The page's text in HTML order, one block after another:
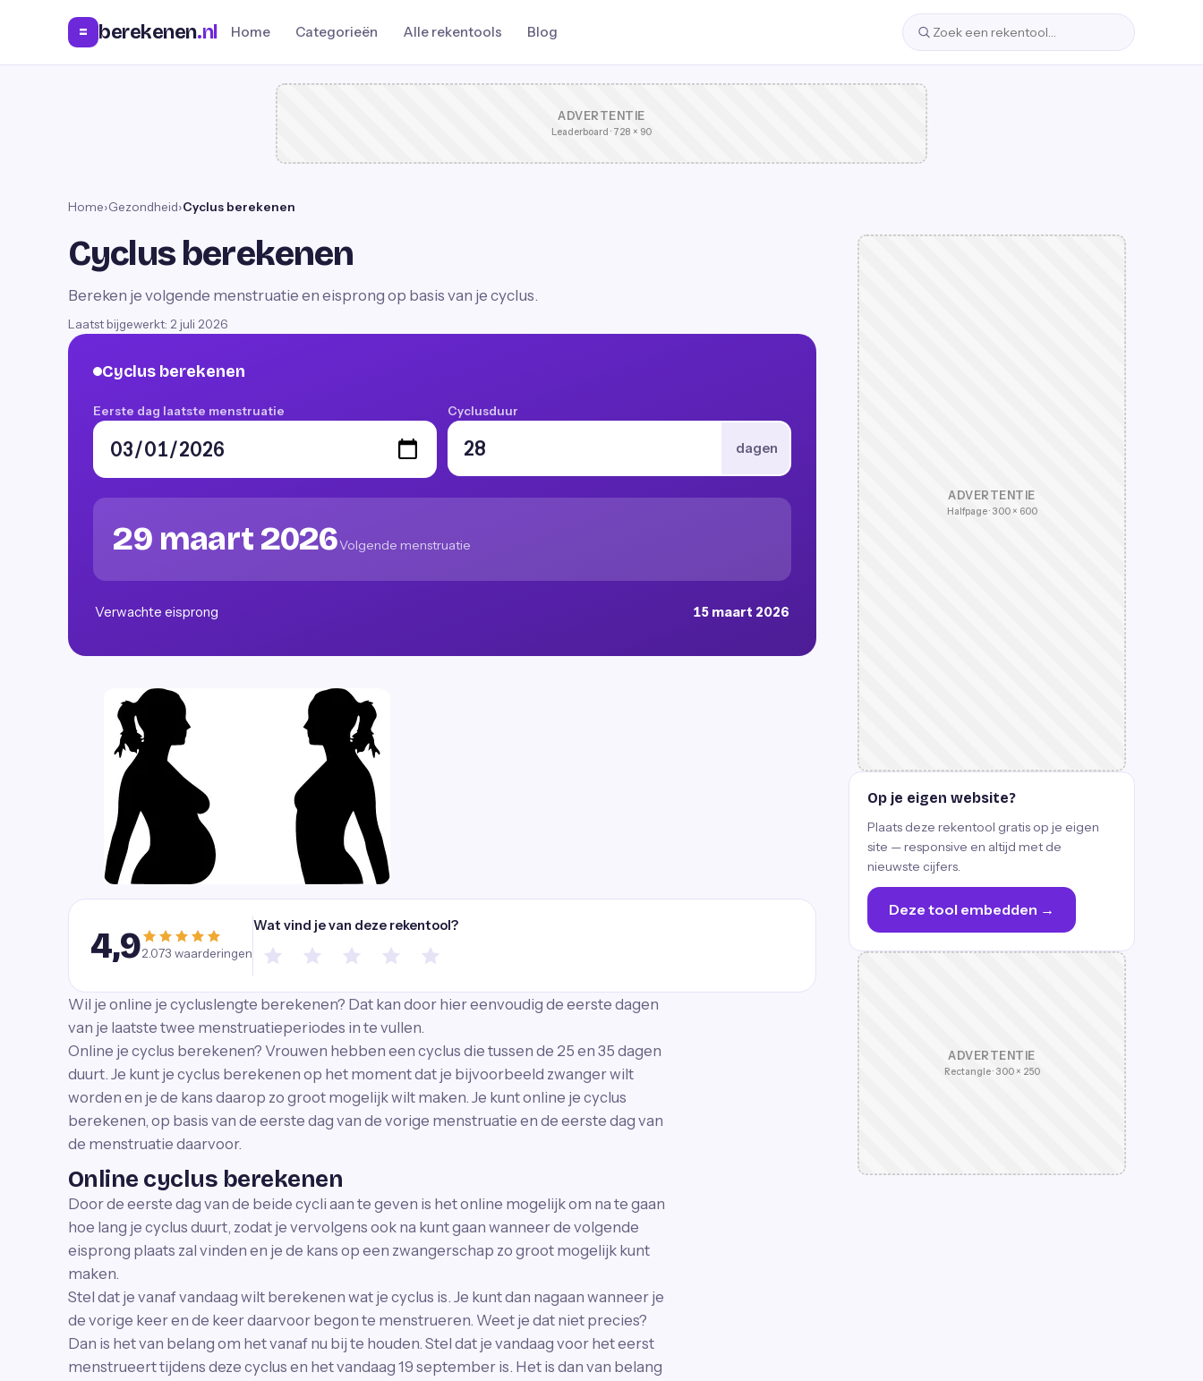
= berekenen.nl Home Categorieën Alle rekentools Blog
ADVERTENTIE
Leaderboard · 728 × 90
Home›Gezondheid›Cyclus berekenen
Cyclus berekenen
Bereken je volgende menstruatie en eisprong op basis van je cyclus.
Laatst bijgewerkt: 2 juli 2026
Cyclus berekenen
Eerste dag laatste menstruatie Cyclusduur
dagen
29 maart 2026Volgende menstruatie
Verwachte eisprong 15 maart 2026
4,92.073 waarderingen
Wat vind je van deze rekentool?
Wil je online je cycluslengte berekenen? Dat kan door hier eenvoudig de eerste dagen
van je laatste twee menstruatieperiodes in te vullen.
Online je cyclus berekenen? Vrouwen hebben een cyclus die tussen de 25 en 35 dagen
duurt. Je kunt je cyclus berekenen op het moment dat je bijvoorbeeld zwanger wilt
worden en je de kans daarop zo groot mogelijk wilt maken. Je kunt online je cyclus
berekenen, op basis van de eerste dag van de vorige menstruatie en de eerste dag van
de menstruatie daarvoor.
Online cyclus berekenen
Door de eerste dag van de beide cycli aan te geven is het online mogelijk om na te gaan
hoe lang je cyclus duurt, zodat je vervolgens ook na kunt gaan wanneer de volgende
eisprong plaats zal vinden en je de kans op een zwangerschap zo groot mogelijk kunt
maken.
Stel dat je vanaf vandaag wilt berekenen wat je cyclus is. Je kunt dan nagaan wanneer je
de vorige keer en de keer daarvoor begon te menstrueren. Weet je dat niet precies?
Dan is het van belang om het vanaf nu bij te houden. Stel dat je vandaag voor het eerst
menstrueert tijdens deze cyclus en het vandaag 19 september is. Het is dan van belang
ADVERTENTIE
Halfpage · 300 × 600
Op je eigen website?
Plaats deze rekentool gratis op je eigen
site — responsive en altijd met de
nieuwste cijfers.
Deze tool embedden →
ADVERTENTIE
Rectangle · 300 × 250